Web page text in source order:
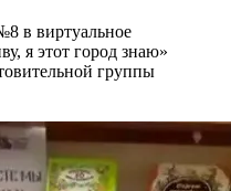
в виртуальное
я этот город знаю»
группы